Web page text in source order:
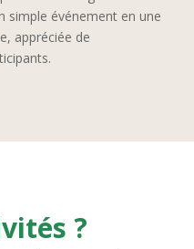
simple événement en une
appréciée de
?